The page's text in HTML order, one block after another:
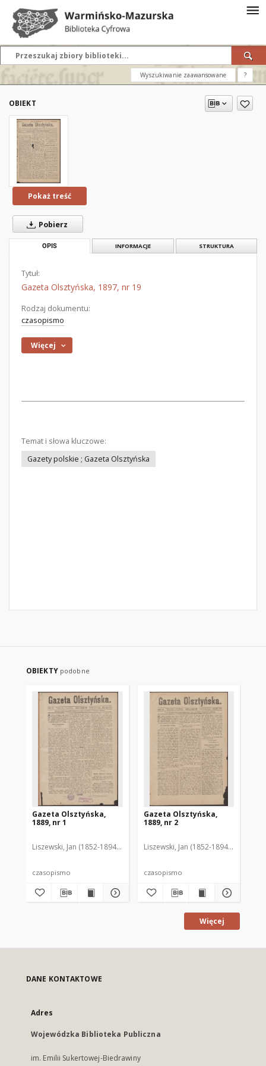
Wyszukiwanie zaawansowane ?
OBIEKT
Pokaż treść
Pobierz
OPIS INFORMACJE STRUKTURA
Tytuł:
Gazeta Olsztyńska, 1897, nr 19
Rodzaj dokumentu:
czasopismo
Więcej
Temat i słowa kluczowe:
Gazety polskie ; Gazeta Olsztyńska
OBIEKTY podobne
Gazeta Olsztyńska,
1889, nr 1
Liszewski, Jan (1852-1894). Red.
czasopismo
Gazeta Olsztyńska,
1889, nr 2
Liszewski, Jan (1852-1894). Red.
czasopismo
Więcej
DANE KONTAKTOWE
Adres
Wojewódzka Biblioteka Publiczna
im. Emilii Sukertowej-Biedrawiny